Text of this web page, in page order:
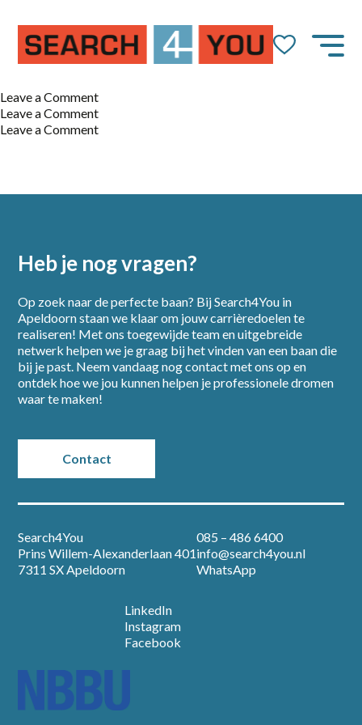
Home
Partners
Vacatures
Nieuws
Over ons
Leave a Commenton
Machine
operator
Leave a Commenton
Medewerker
Leave a Commenton
Heb je nog vragen?
Op zoek naar de perfecte baan? Bij Search4You in
Apeldoorn staan we klaar om jouw carrièredoelen te
realiseren! Met ons toegewijde team en uitgebreide
netwerk helpen we je graag bij het vinden van een baan die
bij je past. Neem vandaag nog contact met ons op en
ontdek hoe we jou kunnen helpen je professionele dromen
waar te maken!
Contact
Search4You
Prins Willem-Alexanderlaan 401
7311 SX Apeldoorn
085 – 486 6400
info@search4you.nl
WhatsApp
LinkedIn
Instagram
Facebook